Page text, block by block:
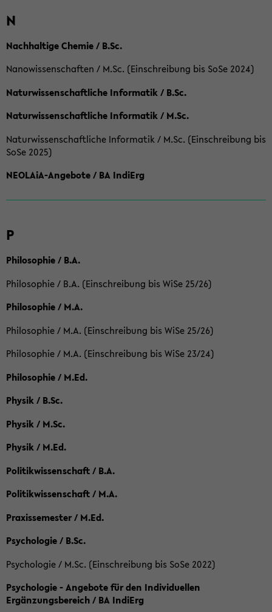
N
Nachhaltige Chemie / B.Sc.
Nanowissenschaften / M.Sc. (Einschreibung bis SoSe 2024)
Naturwissenschaftliche Informatik / B.Sc.
Naturwissenschaftliche Informatik / M.Sc.
Naturwissenschaftliche Informatik / M.Sc. (Einschreibung bis
SoSe 2025)
NEOLAiA-Angebote / BA IndiErg
P
Philosophie / B.A.
Philosophie / B.A. (Einschreibung bis WiSe 25/26)
Philosophie / M.A.
Philosophie / M.A. (Einschreibung bis WiSe 25/26)
Philosophie / M.A. (Einschreibung bis WiSe 23/24)
Philosophie / M.Ed.
Physik / B.Sc.
Physik / M.Sc.
Physik / M.Ed.
Politikwissenschaft / B.A.
Politikwissenschaft / M.A.
Praxissemester / M.Ed.
Psychologie / B.Sc.
Psychologie / M.Sc. (Einschreibung bis SoSe 2022)
Psychologie - Angebote für den Individuellen
Ergänzungsbereich / BA IndiErg